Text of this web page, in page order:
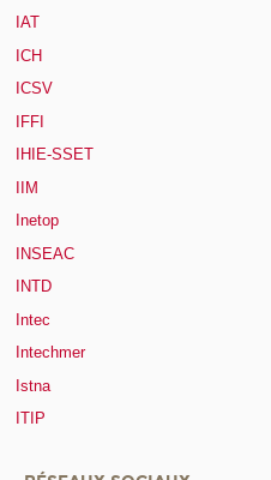
IAT
ICH
ICSV
IFFI
IHIE-SSET
IIM
Inetop
INSEAC
INTD
Intec
Intechmer
Istna
ITIP